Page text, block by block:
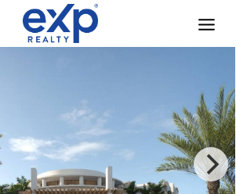
con playa privada y golf PGA” - eXp